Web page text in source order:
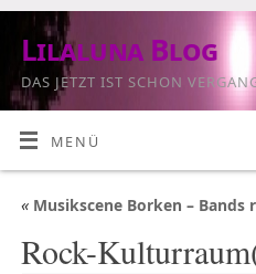
Lilaluna Blog
DAS JETZT IST SCHON
MENÜ
«Musikscene Borken – Bands
Rock-